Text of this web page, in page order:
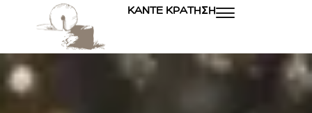
ΚΆΝΤΕ ΚΡΆΤΗΣΗ